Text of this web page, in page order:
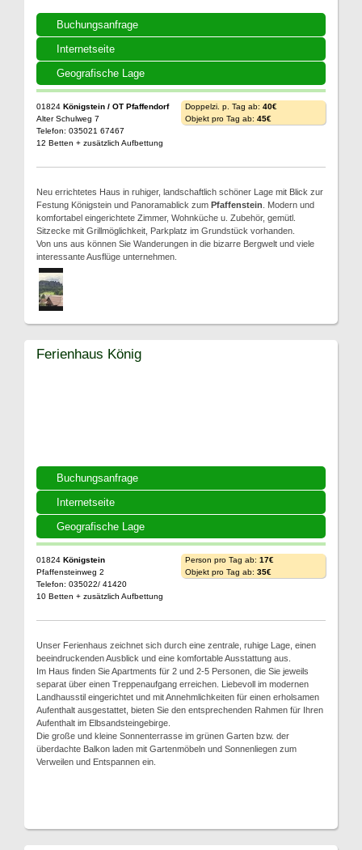
Buchungsanfrage
Internetseite
Geografische Lage
01824 Königstein / OT Pfaffendorf
Alter Schulweg 7
Telefon: 035021 67467
12 Betten + zusätzlich Aufbettung
Doppelzi. p. Tag ab: 40€
Objekt pro Tag ab: 45€
Neu errichtetes Haus in ruhiger, landschaftlich schöner Lage mit Blick zur
Festung Königstein und Panoramablick zum Pfaffenstein . Modern und
komfortabel eingerichtete Zimmer, Wohnküche u. Zubehör, gemütl.
Sitzecke mit Grillmöglichkeit, Parkplatz im Grundstück vorhanden.
Von uns aus können Sie Wanderungen in die bizarre Bergwelt und viele
interessante Ausflüge unternehmen.
Buchungsanfrage
Internetseite
Geografische Lage
Ferienhaus König
01824 Königstein
Pfaffensteinweg 2
Telefon: 035022/ 41420
10 Betten + zusätzlich Aufbettung
Person pro Tag ab: 17€
Objekt pro Tag ab: 35€
Unser Ferienhaus zeichnet sich durch eine zentrale, ruhige Lage, einen
beeindruckenden Ausblick und eine komfortable Ausstattung aus.
Im Haus finden Sie Apartments für 2 und 2-5 Personen, die Sie jeweils
separat über einen Treppenaufgang erreichen. Liebevoll im modernen
Landhausstil eingerichtet und mit Annehmlichkeiten für einen erholsamen
Aufenthalt ausgestattet, bieten Sie den entsprechenden Rahmen für Ihren
Aufenthalt im Elbsandsteingebirge.
Die große und kleine Sonnenterrasse im grünen Garten bzw. der
überdachte Balkon laden mit Gartenmöbeln und Sonnenliegen zum
Verweilen und Entspannen ein.